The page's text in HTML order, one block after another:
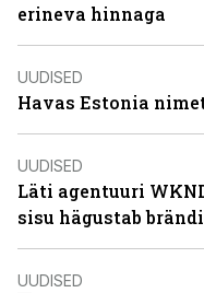
erineva hinnaga
UUDISED
Havas Estonia
UUDISED
Läti agentuuri
sisu hägustab
UUDISED